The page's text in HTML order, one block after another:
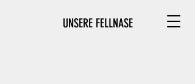
UNSERE FELLNASE